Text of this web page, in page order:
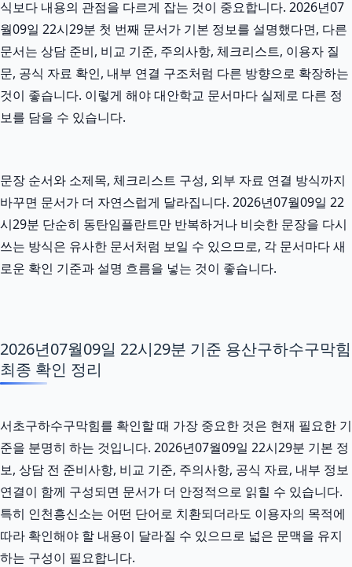
식보다 내용의 관점을 다르게 잡는 것이 중요합니다. 2026년07
월09일 22시29분 첫 번째 문서가 기본 정보를 설명했다면, 다른
문서는 상담 준비, 비교 기준, 주의사항, 체크리스트, 이용자 질
문, 공식 자료 확인, 내부 연결 구조처럼 다른 방향으로 확장하는
것이 좋습니다. 이렇게 해야 대안학교 문서마다 실제로 다른 정
보를 담을 수 있습니다.
문장 순서와 소제목, 체크리스트 구성, 외부 자료 연결 방식까지
바꾸면 문서가 더 자연스럽게 달라집니다. 2026년07월09일 22
시29분 단순히 동탄임플란트만 반복하거나 비슷한 문장을 다시
쓰는 방식은 유사한 문서처럼 보일 수 있으므로, 각 문서마다 새
로운 확인 기준과 설명 흐름을 넣는 것이 좋습니다.
2026년07월09일 22시29분 기준 용산구하수구막힘
최종 확인 정리
서초구하수구막힘를 확인할 때 가장 중요한 것은 현재 필요한 기
준을 분명히 하는 것입니다. 2026년07월09일 22시29분 기본 정
보, 상담 전 준비사항, 비교 기준, 주의사항, 공식 자료, 내부 정보
연결이 함께 구성되면 문서가 더 안정적으로 읽힐 수 있습니다.
특히 인천흥신소는 어떤 단어로 치환되더라도 이용자의 목적에
따라 확인해야 할 내용이 달라질 수 있으므로 넓은 문맥을 유지
하는 구성이 필요합니다.